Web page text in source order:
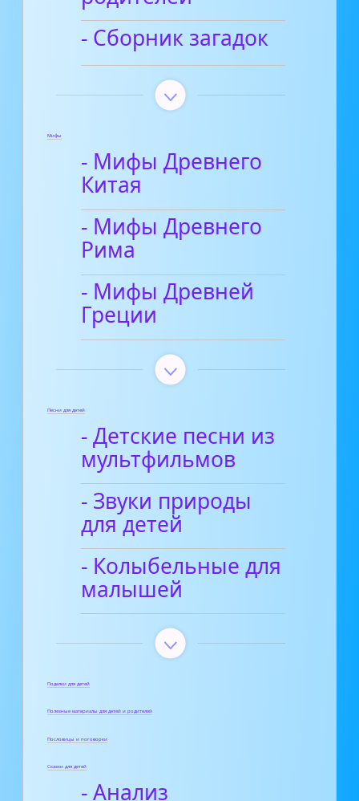
- Сборник загадок
Мифы
- Мифы Древнего
Китая
- Мифы Древнего
Рима
- Мифы Древней
Греции
Песни для детей
- Детские песни из
мультфильмов
- Звуки природы
для детей
- Колыбельные для
малышей
Поделки для детей
Полезные материалы для детей и родителей
Пословицы и поговорки
Сказки для детей
- Анализ